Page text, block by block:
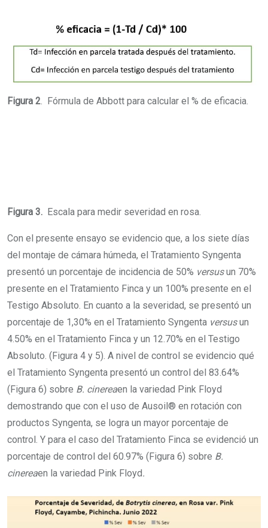
Figura 2. Fórmula de Abbott para calcular el % de eficacia.
Figura 3. Escala para medir severidad en rosa.
Con el presente ensayo se evidencio que, a los siete días
del montaje de cámara húmeda, el Tratamiento Syngenta
presentó un porcentaje de incidencia de 50% versusun 70%
presente en el Tratamiento Finca y un 100% presente en el
Testigo Absoluto. En cuanto a la severidad, se presentó un
porcentaje de 1,30% en el Tratamiento Syngenta versusun
4.50% en el Tratamiento Finca y un 12.70% en el Testigo
Absoluto. (Figura 4 y 5). A nivel de control se evidencio qué
el Tratamiento Syngenta presentó un control del 83.64%
(Figura 6) sobre B. cinereaen la variedad Pink Floyd
demostrando que con el uso de Ausoil® en rotación con
productos Syngenta, se logra un mayor porcentaje de
control. Y para el caso del Tratamiento Finca se evidenció un
porcentaje de control del 60.97% (Figura 6) sobre B.
cinereaen la variedad Pink Floyd.